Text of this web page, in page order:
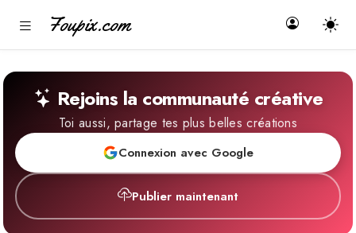
Foupix.com
Rejoins la communauté créative
Toi aussi, partage tes plus belles créations
Connexion avec Google
Publier maintenant